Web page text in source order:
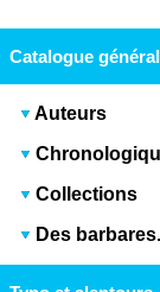
Catalogue général
Auteurs
Collections
Des